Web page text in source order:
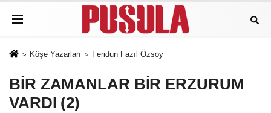
Köşe Yazarları Feridun Fazıl Özsoy
BİR ZAMANLAR BİR ERZURUM
VARDI (2)